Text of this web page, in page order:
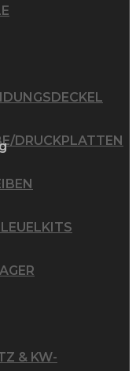
DRUCKPLATTEN
& KW-